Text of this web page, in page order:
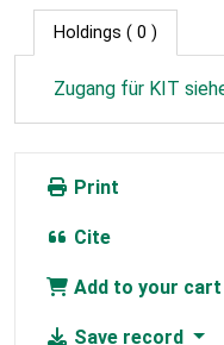
Holdings ( 0 )
Zugang für KIT
Print
Cite
Add to your cart
Save record